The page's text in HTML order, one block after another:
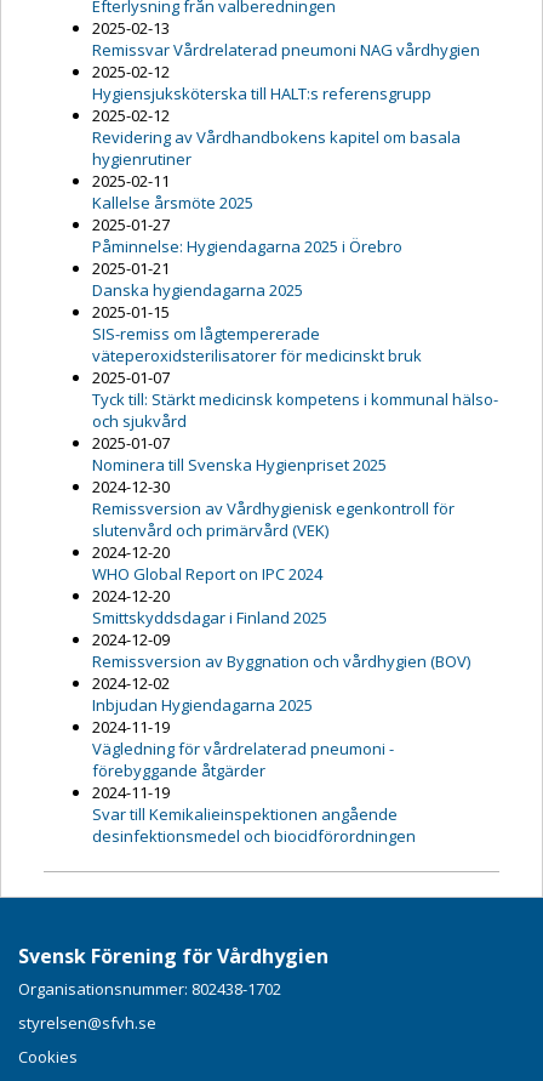
Efterlysning från valberedningen
2025-02-13
Remissvar Vårdrelaterad pneumoni NAG vårdhygien
2025-02-12
Hygiensjuksköterska till HALT:s referensgrupp
2025-02-12
Revidering av Vårdhandbokens kapitel om basala
hygienrutiner
2025-02-11
Kallelse årsmöte 2025
2025-01-27
Påminnelse: Hygiendagarna 2025 i Örebro
2025-01-21
Danska hygiendagarna 2025
2025-01-15
SIS-remiss om lågtempererade
väteperoxidsterilisatorer för medicinskt bruk
2025-01-07
Tyck till: Stärkt medicinsk kompetens i kommunal hälso-
och sjukvård
2025-01-07
Nominera till Svenska Hygienpriset 2025
2024-12-30
Remissversion av Vårdhygienisk egenkontroll för
slutenvård och primärvård (VEK)
2024-12-20
WHO Global Report on IPC 2024
2024-12-20
Smittskyddsdagar i Finland 2025
2024-12-09
Remissversion av Byggnation och vårdhygien (BOV)
2024-12-02
Inbjudan Hygiendagarna 2025
2024-11-19
Vägledning för vårdrelaterad pneumoni -
förebyggande åtgärder
2024-11-19
Svar till Kemikalieinspektionen angående
desinfektionsmedel och biocidförordningen
Svensk Förening för Vårdhygien
Organisationsnummer: 802438-1702
styrelsen@sfvh.se
Cookies